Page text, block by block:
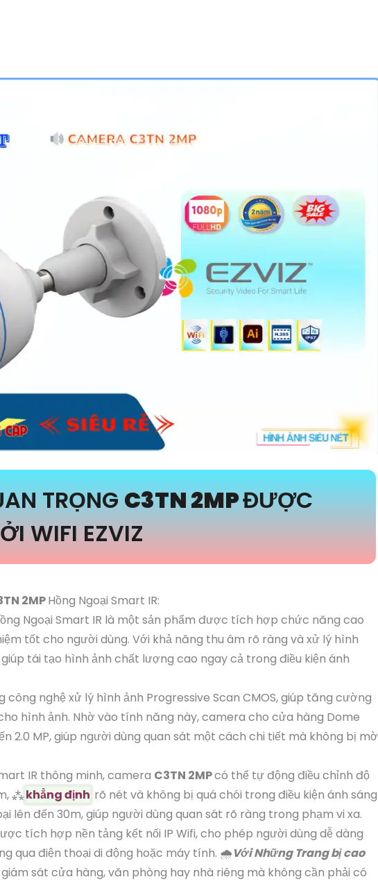
TRỌNGC3TN 2MPĐƯỢC
WIFI EZVIZ
2MPHồng Ngoại Smart IR:
Ngoại Smart IR là một sản phẩm được tích hợp chức năng cao
tốt cho người dùng. Với khả năng thu âm rõ ràng và xử lý hình
tái tạo hình ảnh chất lượng cao ngay cả trong điều kiện ánh
công nghệ xử lý hình ảnh Progressive Scan CMOS, giúp tăng cường
hình ảnh. Nhờ vào tính năng này, camera cho cửa hàng Dome
2.0 MP, giúp người dùng quan sát một cách chi tiết mà không bị mờ
IR thông minh, camera C3TN 2MPcó thể tự động điều chỉnh độ
⁂khẳng định rõ nét và không bị quá chói trong điều kiện ánh sáng
lên đến 30m, giúp người dùng quan sát rõ ràng trong phạm vi xa.
tích hợp nền tảng kết nối IP Wifi, cho phép người dùng dễ dàng
qua điện thoại di động hoặc máy tính. 🌧️Với Những Trang bị cao
sát cửa hàng, văn phòng hay nhà riêng mà không cần phải có